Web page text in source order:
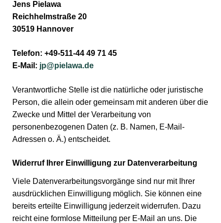
Jens Pielawa
Reichhelmstraße 20
30519 Hannover
Telefon: +49-511-44 49 71 45
E-Mail: jp@pielawa.de
Verantwortliche Stelle ist die natürliche oder juristische
Person, die allein oder gemeinsam mit anderen über die
Zwecke und Mittel der Verarbeitung von
personenbezogenen Daten (z. B. Namen, E-Mail-
Adressen o. Ä.) entscheidet.
Widerruf Ihrer Einwilligung zur Datenverarbeitung
Viele Datenverarbeitungsvorgänge sind nur mit Ihrer
ausdrücklichen Einwilligung möglich. Sie können eine
bereits erteilte Einwilligung jederzeit widerrufen. Dazu
reicht eine formlose Mitteilung per E-Mail an uns. Die